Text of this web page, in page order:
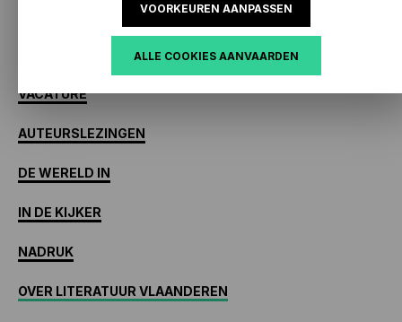
VACATURE
AUTEURSLEZINGEN
DE WERELD IN
IN DE KIJKER
NADRUK
OVER LITERATUUR VLAANDEREN
VOORKEUREN AANPASSEN
ALLE COOKIES AANVAARDEN